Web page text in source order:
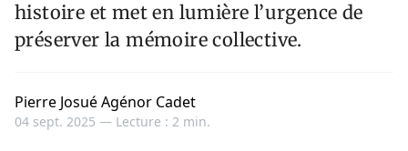
histoire et met en lumière l’urgence de
préserver la mémoire collective.
Pierre Josué Agénor Cadet
04 sept. 2025 — Lecture : 2 min.